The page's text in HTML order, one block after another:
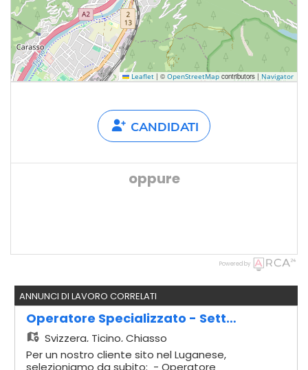
Leaflet | © OpenStreetMap contributors |Navigator
CANDIDATI
oppure
Powered by
ANNUNCI DI LAVORO CORRELATI
Operatore Specializzato - Settore Pubblicità E Grafica
Svizzera, Ticino, Chiasso
Per un nostro cliente sito nel Luganese,
selezioniamo da subito: - Operatore